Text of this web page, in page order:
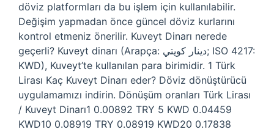
döviz platformları da bu işlem için kullanılabilir.
Değişim yapmadan önce güncel döviz kurlarını
kontrol etmeniz önerilir. Kuveyt Dinarı nerede
geçerli? Kuveyt dinarı (Arapça: دينار كويتي‎; ISO 4217:
KWD), Kuveyt’te kullanılan para birimidir. 1 Türk
Lirası Kaç Kuveyt Dinarı eder? Döviz dönüştürücü
uygulamamızı indirin. Dönüşüm oranları Türk Lirası
/ Kuveyt Dinarı1 0.00892 TRY 5 KWD 0.04459
KWD10 0.08919 TRY 0.08919 KWD20 0.17838